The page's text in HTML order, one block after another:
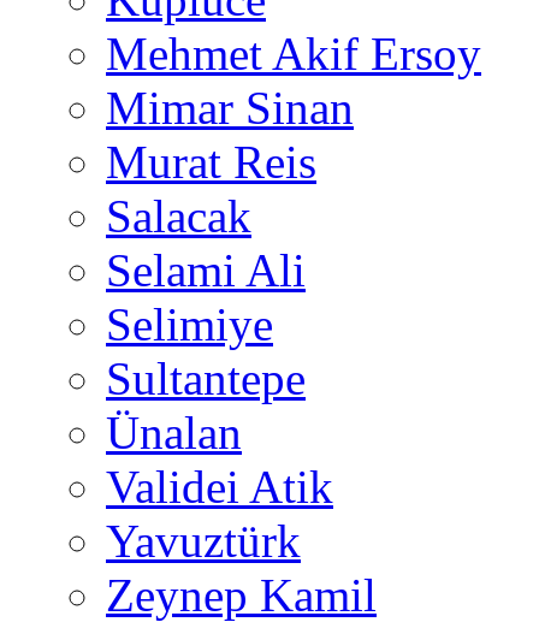
Mehmet Akif Ersoy
Mimar Sinan
Murat Reis
Salacak
Selami Ali
Selimiye
Sultantepe
Ünalan
Validei Atik
Yavuztürk
Zeynep Kamil